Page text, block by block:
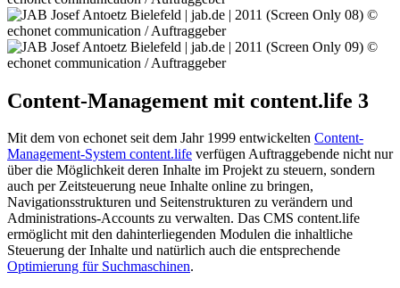
Content-Management mit content.life 3
Mit dem von echonet seit dem Jahr 1999 entwickelten Content-
Management-System content.life verfügen Auftraggebende nicht nur
über die Möglichkeit deren Inhalte im Projekt zu steuern, sondern
auch per Zeitsteuerung neue Inhalte online zu bringen,
Navigationsstrukturen und Seitenstrukturen zu verändern und
Administrations-Accounts zu verwalten. Das CMS content.life
ermöglicht mit den dahinterliegenden Modulen die inhaltliche
Steuerung der Inhalte und natürlich auch die entsprechende
Optimierung für Suchmaschinen.